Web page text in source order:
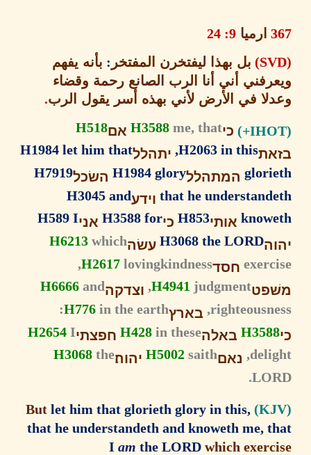
ارميا9: 24
بلبهذا ليفتخرن المفتخر:بأنه يفهم
أني أنا الربالصانع رحمة وقضاء
في الأرض لأني بهذه أسر يقول الرب .
כי H3588me, that אםH518
H2063 in this, יתהללH1984 let him that
המתהללH1984 glory השׂכל H7919
that he וידעH3045 and
אותיH853 כיH3588 for אניH589 I
H3068 the LORD עשׂה H6213which
חסד H2617lovingkindness,
H4941judgment, וצדקה H6666and
בארץ H776 in the earth:
באלה H428in these חפצתי H2654I
נאם H5002saith יהוה׃ H3068the
But
let him that glorieth glory in this,
that he understandeth and knoweth me,
Iamthe LORD which